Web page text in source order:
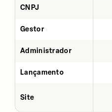
CNPJ
Gestor
Administrador
Lançamento
Site